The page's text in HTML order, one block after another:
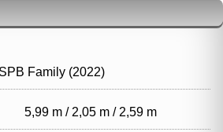
Family (2022)
5,99 m / 2,05 m / 2,59 m